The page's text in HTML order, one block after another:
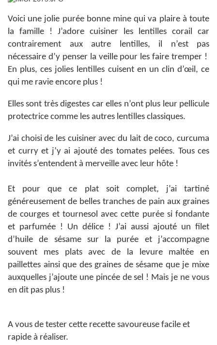
Voici une jolie purée bonne mine qui va plaire à toute
la famille ! J’adore cuisiner les lentilles corail car
contrairement aux autre lentilles, il n’est pas
nécessaire d’y penser la veille pour les faire tremper !
En plus, ces jolies lentilles cuisent en un clin d’œil, ce
qui me ravie encore plus !
Elles sont très digestes car elles n’ont plus leur pellicule
protectrice comme les autres lentilles classiques.
J’ai choisi de les cuisiner avec du lait de coco, curcuma
et curry et j’y ai ajouté des tomates pelées. Tous ces
invités s’entendent à merveille avec leur hôte !
Et pour que ce plat soit complet, j’ai tartiné
généreusement de belles tranches de pain aux graines
de courges et tournesol avec cette purée si fondante
et parfumée ! Un délice ! J’ai aussi ajouté un filet
d’huile de sésame sur la purée et j’accompagne
souvent mes plats avec de la levure maltée en
paillettes ainsi que des graines de sésame que je mixe
auxquelles j’ajoute une pincée de sel ! Mais je ne vous
en dit pas plus !
A vous de tester cette recette savoureuse facile et
rapide à réaliser.